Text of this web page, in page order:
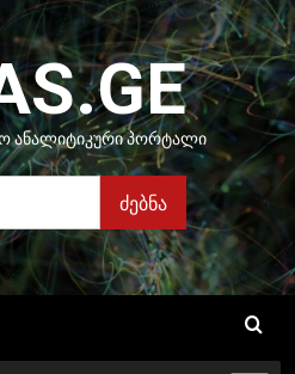
ᲐᲜᲐᲚᲘᲢᲘᲙᲣᲠᲘ ᲞᲝᲠᲢᲐᲚᲘ
ძებნა